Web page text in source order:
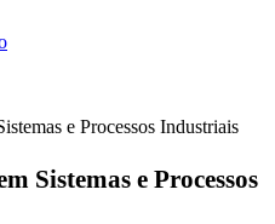
e Processos Industriais
Sistemas e Processos